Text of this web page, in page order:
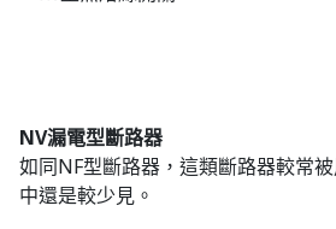
NV漏電型斷路器
如同NF型斷路器，這類斷路器較常
中還是較少見。